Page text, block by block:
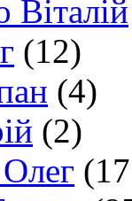
Віталій
(12)
(4)
(2)